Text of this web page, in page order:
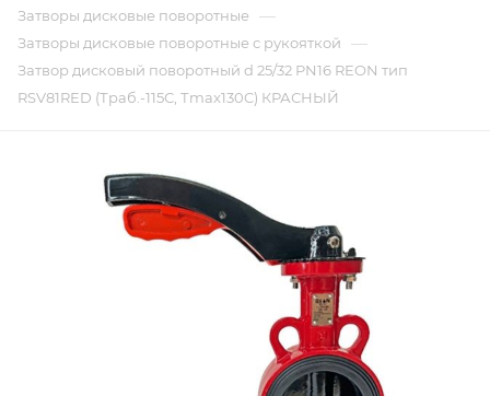
Затворы дисковые поворотные —
Затворы дисковые поворотные с рукояткой —
Затвор дисковый поворотный d 25/32 PN16 REON тип
RSV81RED (Траб.-115С, Тmax130C) КРАСНЫЙ